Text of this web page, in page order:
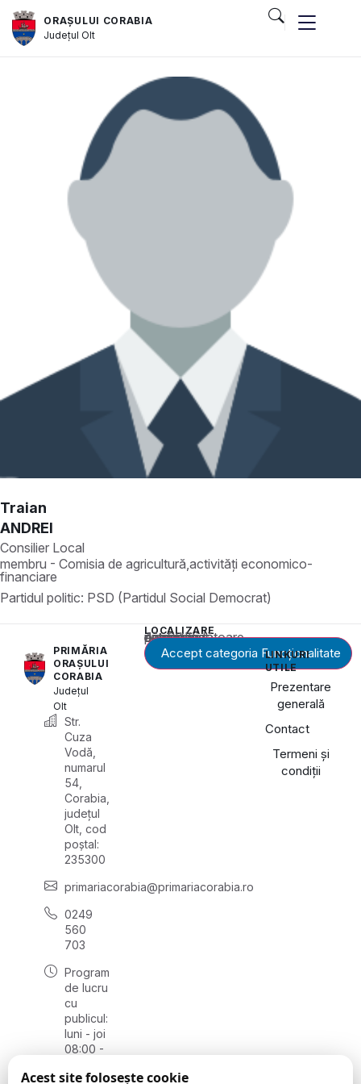
ORAȘULUI CORABIA
JudețulOlt
Traian
ANDREI
Consilier Local
membru - Comisia de agricultură,activități economico-
financiare
Partidul politic: PSD (Partidul Social Democrat)
PRIMĂRIA
ORAȘULUI
CORABIA
Județul
Olt
Str.
Cuza
Vodă,
numarul
54,
Corabia,
județul
Olt, cod
poștal:
235300
primariacorabia@primariacorabia.ro
0249
560
703
Program
de lucru
cu
publicul:
luni - joi
08:00 -
vineri
LOCALIZARE
Acest conținut este blocat până când acceptați categoria corespunzătoare de cookie-uri.
Accept categoria Funcționalitate
LINKURI
UTILE
Prezentare
generală
Contact
Termeni și
condiții
Acest site folosește cookie